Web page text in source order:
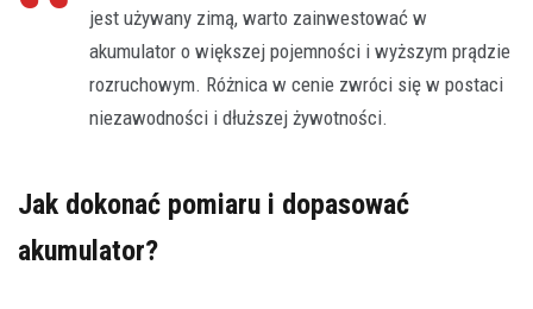
jest używany zimą, warto zainwestować w
akumulator o większej pojemności i wyższym prądzie
rozruchowym. Różnica w cenie zwróci się w postaci
niezawodności i dłuższej żywotności.
Jak dokonać pomiaru i dopasować
akumulator?